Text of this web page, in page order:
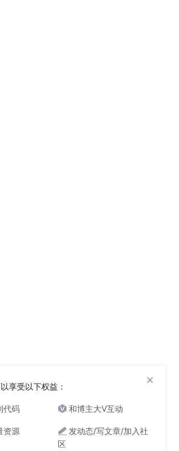
享受以下权益：
代码 和博主大V互动
资源
发动态/写文章/加入社
区
×